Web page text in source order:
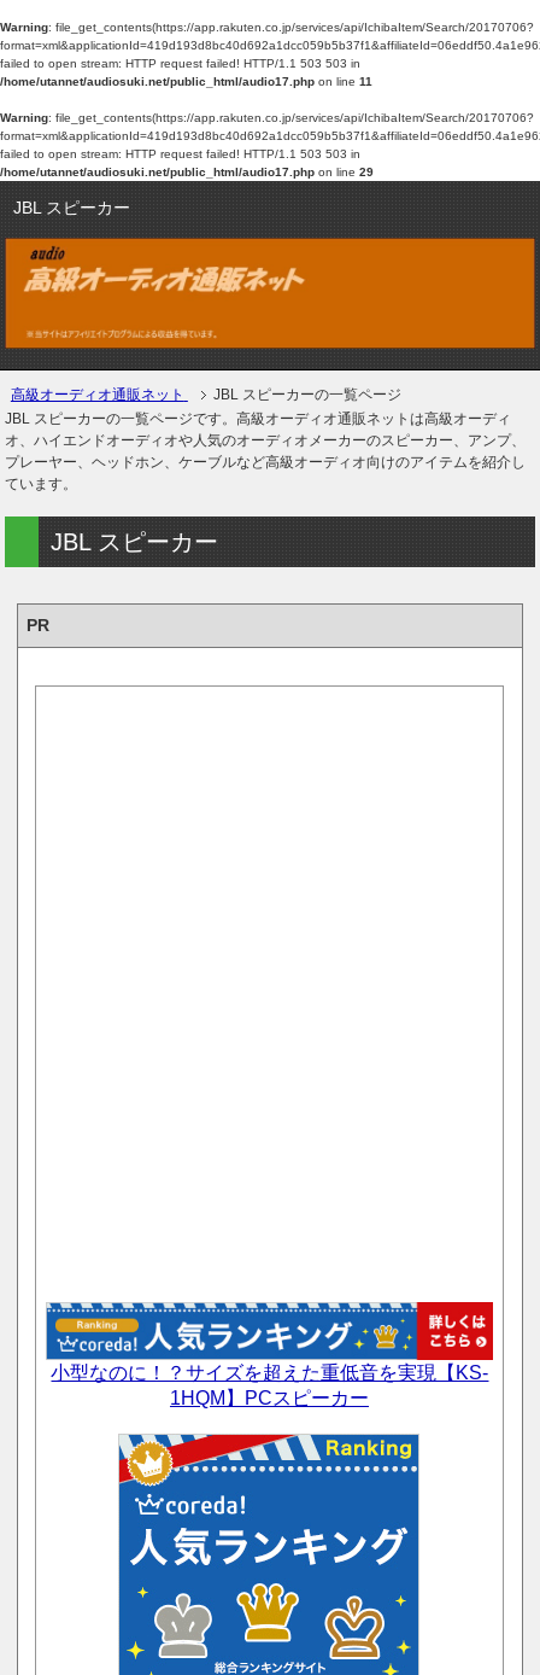
Warning: file_get_contents(https://app.rakuten.co.jp/services/api/IchibaItem/Search/20170706?
failed to open stream: HTTP request failed! HTTP/1.1 503 503 in
/home/utannet/audiosuki.net/public_html/audio17.php on line 11
Warning: file_get_contents(https://app.rakuten.co.jp/services/api/IchibaItem/Search/20170706?
failed to open stream: HTTP request failed! HTTP/1.1 503 503 in
/home/utannet/audiosuki.net/public_html/audio17.php on line 29
JBL スピーカー
高級オーディオ通販ネット
JBL スピーカーの一覧ページ
JBL スピーカーの一覧ページです。高級オーディオ通販ネットは高級オーディ
オ、ハイエンドオーディオや人気のオーディオメーカーのスピーカー、アンプ、
プレーヤー、ヘッドホン、ケーブルなど高級オーディオ向けのアイテムを紹介し
ています。
JBL スピーカー
PR
小型なのに！？サイズを超えた重低音を実現【KS-
1HQM】PCスピーカー